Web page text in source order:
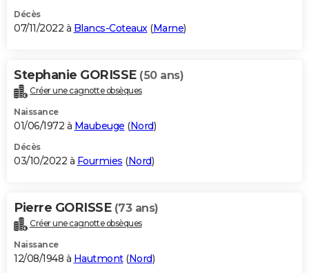
Décès
07/11/2022 à Blancs-Coteaux(Marne)
Stephanie GORISSE (50 ans)
Créer une cagnotte obsèques
Naissance
01/06/1972 à Maubeuge (Nord)
Décès
03/10/2022 à Fourmies (Nord)
Pierre GORISSE (73 ans)
Créer une cagnotte obsèques
Naissance
12/08/1948 à Hautmont(Nord)